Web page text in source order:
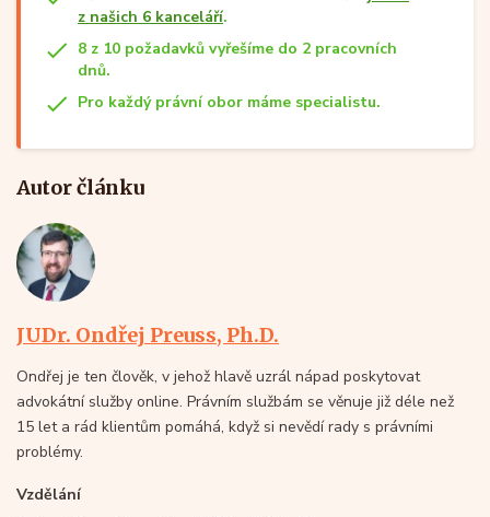
z našich 6 kanceláří.
8 z 10 požadavků vyřešíme do 2 pracovních
dnů.
Pro každý právní obor máme specialistu.
Autor článku
JUDr. Ondřej Preuss, Ph.D.
Ondřej je ten člověk, v jehož hlavě uzrál nápad poskytovat
advokátní služby online. Právním službám se věnuje již déle než
15 let a rád klientům pomáhá, když si nevědí rady s právními
problémy.
Vzdělání